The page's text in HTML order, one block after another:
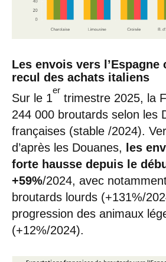
Les envois vers l’Espagne
recul des achats italiens
Sur le 1
er
trimestre 2025, la
244 000 broutards selon les
françaises (stable /2024).
d’après les Douanes,
les
forte hausse depuis le
+59%/2024, avec
broutards lourds (+131%/
progression des animaux
(+12%/2024).